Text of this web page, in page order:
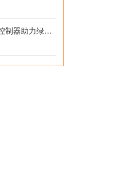
环保节能：新一代压力控制器助力绿色制造